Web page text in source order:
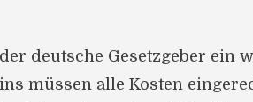
deutsche Gesetzgeber ein
müssen alle Kosten